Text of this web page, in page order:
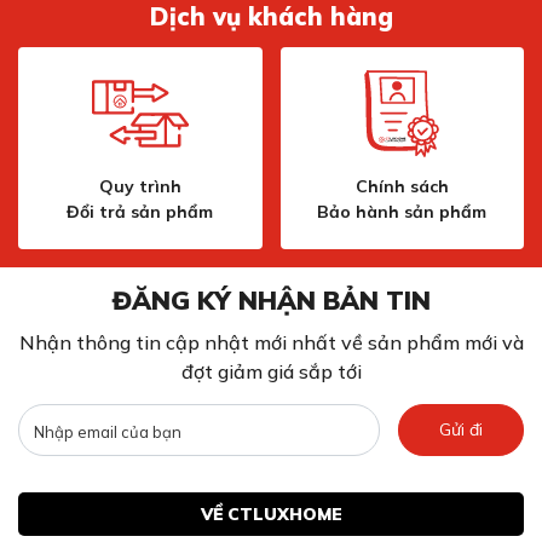
Thêm nhiều tiện tích hơn với Menu tiện ích
Chế độ
Chức năng
Cho phép bạn chọn cài đặt nhiệt cho vùng
nấu.
Cho bạn các gợi ý về nhiệt độ và thời gian
nấu của các món ăn được cài đặt sẵn
Perfect
Ngăn ngừa tình trạng nấu quá sôi hay quá
chín bằng cách kiểm soát chính xác nhiệt
độ trong quá trình nấu
Kiểm soát nhiệt độ phát âm thanh cảnh
Dịch vụ khách hàng
Quy trình
Đổi trả sản phẩm
Chính sách
Bảo hành sản phẩm
ĐĂNG KÝ NHẬN BẢN TIN
Nhận thông tin cập nhật mới nhất về sản phẩm mới và
đợt giảm giá sắp tới
Gửi đi
VỀ CTLUXHOME